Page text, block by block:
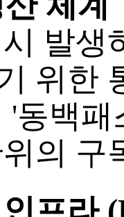
발생
위한
'동백
의 구